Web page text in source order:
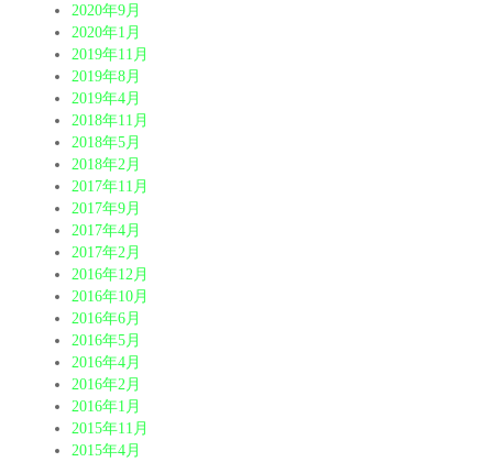
2020年9月
2020年1月
2019年11月
2019年8月
2019年4月
2018年11月
2018年5月
2018年2月
2017年11月
2017年9月
2017年4月
2017年2月
2016年12月
2016年10月
2016年6月
2016年5月
2016年4月
2016年2月
2016年1月
2015年11月
2015年4月